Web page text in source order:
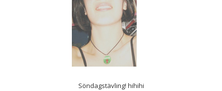
Söndagstävling! hihihi